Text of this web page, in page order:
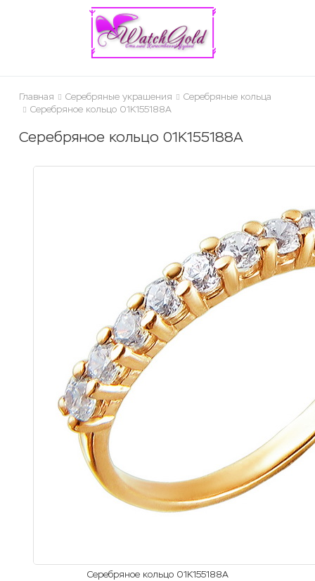
Главная Серебряные украшения
Серебряные кольца
Серебряное кольцо 01К155188А
Серебряное кольцо 01К155188А
Серебряное кольцо 01К155188А